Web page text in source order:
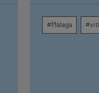
centros
provincia
#Málaga